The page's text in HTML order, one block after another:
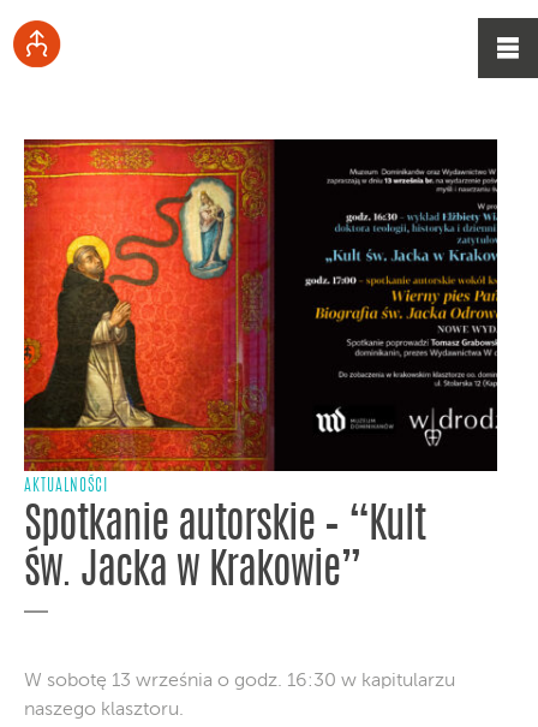
AKTUALNOŚCI
Spotkanie autorskie – “Kult
św. Jacka w Krakowie”
W sobotę 13 września o godz. 16:30 w kapitularzu
naszego klasztoru.